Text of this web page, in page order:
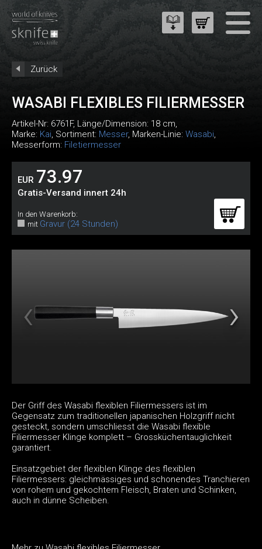
Zurück
WASABI FLEXIBLES FILIERMESSER
Artikel-Nr: 6761F, Länge/Dimension: 18 cm,
Marke: Kai, Sortiment: Messer, Marken-Linie: Wasabi,
Messerform: Filetiermesser
EUR 73.97
Gratis-Versand innert 24h
In den Warenkorb:
mit Gravur (24 Stunden)
Der Griff des Wasabi flexiblen Filiermessers ist im
Gegensatz zum traditionellen japanischen Holzgriff nicht
gesteckt, sondern umschliesst die Wasabi flexible
Filiermesser Klinge komplett – Grossküchentauglichkeit
garantiert.
Einsatzgebiet der flexiblen Klinge des flexiblen
Filiermessers: gleichmässiges und schonendes Tranchieren
von rohem und gekochtem Fleisch, Braten und Schinken,
auch in dünne Scheiben.